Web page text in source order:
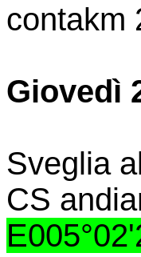
contakm
Giovedì
Sveglia
CS